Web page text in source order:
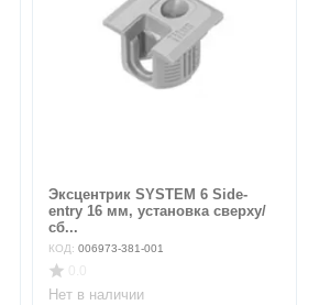
Эксцентрик SYSTEM 6 Side-
entry 16 мм, установка сверху/
сб...
КОД: 006973-381-001
Нет в наличии